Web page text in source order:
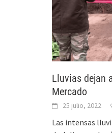
Lluvias dejan
Mercado
25 julio, 2022
Las intensas